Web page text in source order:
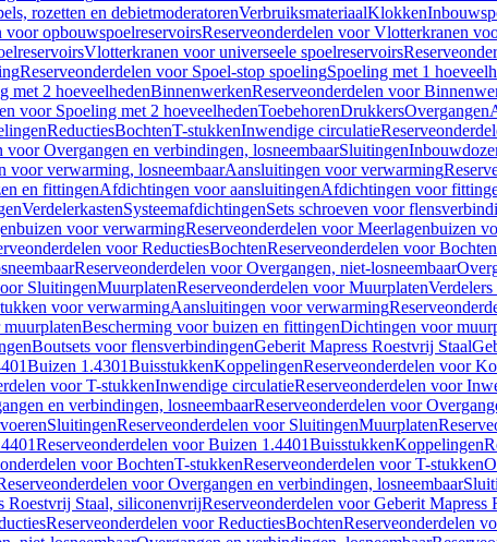
rozetten en debietmoderatorenVerbruiksmateriaalKlokken
voor opbouwspoelreservoirsReserveonderdelen voor Vlotterkranen
Vlotterkranen voor universeele spoelreservoirs
Reserveonderdelen voor Spoel-stop spoelingSpoeling met 1
met 2 hoeveelhedenBinnenwerkenReserveonderdelen voor
voor Spoeling met 2 hoeveelhedenToebehorenDrukkersOvergangen
ReductiesBochtenT-stukkenInwendige circulatie
voor Overgangen en verbindingen, losneembaarSluitingen
voor verwarming, losneembaarAansluitingen voor verwarming
en fittingenAfdichtingen voor aansluitingenAfdichtingen voor
VerdelerkastenSysteemafdichtingenSets schroeven voor
voor verwarmingReserveonderdelen voor Meerlagenbuizen
voor ReductiesBochtenReserveonderdelen voor Bochten
Reserveonderdelen voor Overgangen, niet-losneembaar
SluitingenMuurplatenReserveonderdelen voor Muurplaten
voor verwarmingAansluitingen voor verwarming
Bescherming voor buizen en fittingenDichtingen voor
Boutsets voor flensverbindingenGeberit Mapress Roestvrij Staal
Buizen 1.4301BuisstukkenKoppelingenReserveonderdelen voor
voor T-stukkenInwendige circulatieReserveonderdelen voor
en verbindingen, losneembaarReserveonderdelen voor
SluitingenReserveonderdelen voor SluitingenMuurplaten
Reserveonderdelen voor Buizen 1.4401BuisstukkenKoppelingen
voor BochtenT-stukkenReserveonderdelen voor T-stukken
voor Overgangen en verbindingen, losneembaar
Roestvrij Staal, siliconenvrijReserveonderdelen voor Geberit
Reserveonderdelen voor ReductiesBochtenReserveonderdelen